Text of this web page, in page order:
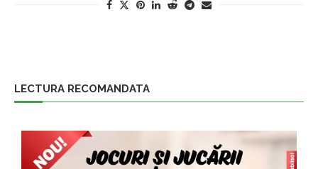
LECTURA RECOMANDATA